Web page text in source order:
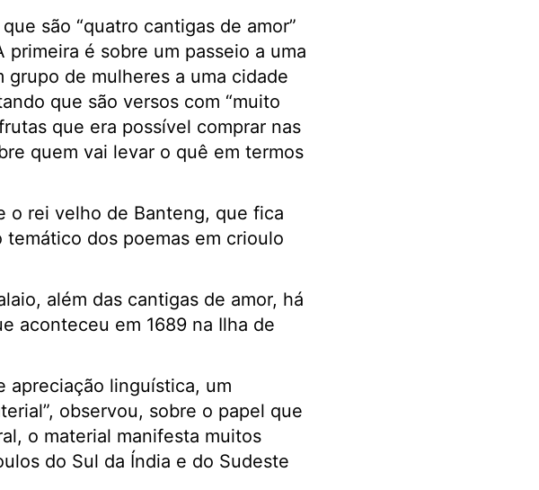
são “quatro cantigas de amor”
é sobre um passeio a uma
de mulheres a uma cidade
que são versos com “muito
que era possível comprar nas
quem vai levar o quê em termos
o rei velho de Banteng, que fica
temático dos poemas em crioulo
além das cantigas de amor, há
aconteceu em 1689 na Ilha de
apreciação linguística, um
observou, sobre o papel que
o material manifesta muitos
do Sul da Índia e do Sudeste